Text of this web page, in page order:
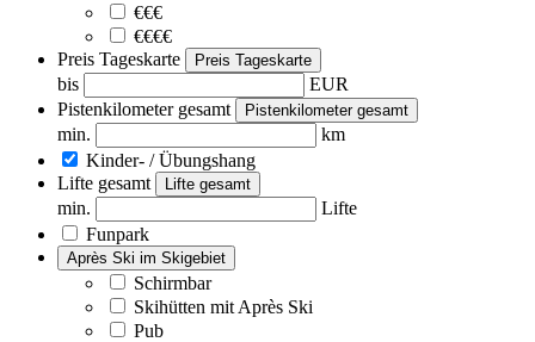
€€€
€€€€
Preis Tageskarte
Preis Tageskarte
bis
EUR
Pistenkilometer gesamt
Pistenkilometer gesamt
min.
km
Kinder- / Übungshang
Lifte gesamt
Lifte gesamt
min.
Lifte
Funpark
Après Ski im Skigebiet
Schirmbar
Skihütten mit Après Ski
Pub